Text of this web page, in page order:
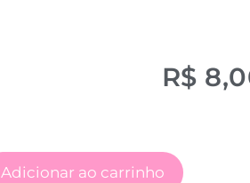
R$
Adicionar ao carrinho